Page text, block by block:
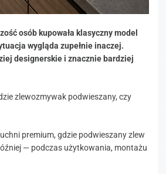
osób kupowała klasyczny model
wygląda zupełnie inaczej.
designerskie i znacznie bardziej
zlewozmywak podwieszany, czy
premium, gdzie podwieszany zlew
— podczas użytkowania, montażu